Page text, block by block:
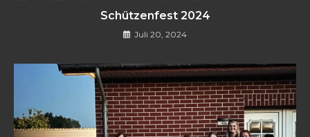
Schützenfest 2024
Juli 20, 2024